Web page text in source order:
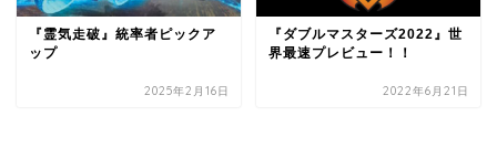
『霊気走破』統率者ピックア
ップ
2025年2月16日
『ダブルマスターズ2022』世
界最速プレビュー！！
2022年6月21日